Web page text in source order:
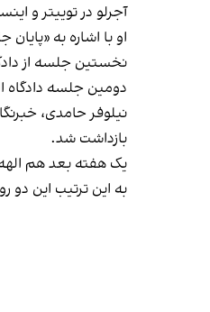
آجرلو در توییتر و
او با اشاره به
نخستین جلسه از دادگاه بدوی این روزنامه‌نگار که از
دومین جلسه دادگاه
بازداشت شد.
یک هفته بعد هم
به این ترتیب این دو